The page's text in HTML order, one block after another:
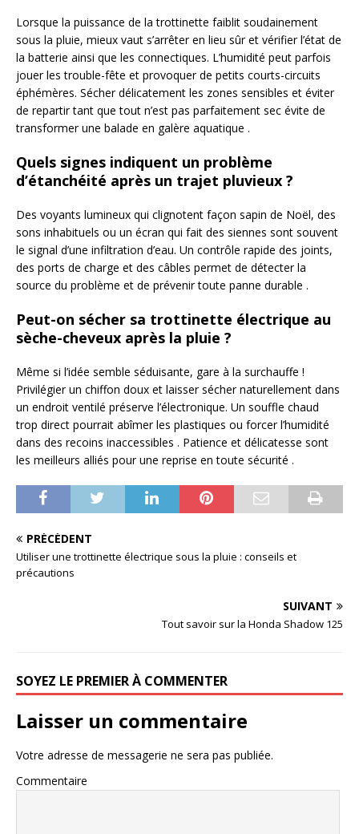
Lorsque la puissance de la trottinette faiblit soudainement
sous la pluie, mieux vaut s’arrêter en lieu sûr et vérifier l’état de
la batterie ainsi que les connectiques. L’humidité peut parfois
jouer les trouble-fête et provoquer de petits courts-circuits
éphémères. Sécher délicatement les zones sensibles et éviter
de repartir tant que tout n’est pas parfaitement sec évite de
transformer une balade en galère aquatique .
Quels signes indiquent un problème
d’étanchéité après un trajet pluvieux ?
Des voyants lumineux qui clignotent façon sapin de Noël, des
sons inhabituels ou un écran qui fait des siennes sont souvent
le signal d’une infiltration d’eau. Un contrôle rapide des joints,
des ports de charge et des câbles permet de détecter la
source du problème et de prévenir toute panne durable .
Peut-on sécher sa trottinette électrique au
sèche-cheveux après la pluie ?
Même si l’idée semble séduisante, gare à la surchauffe !
Privilégier un chiffon doux et laisser sécher naturellement dans
un endroit ventilé préserve l’électronique. Un souffle chaud
trop direct pourrait abîmer les plastiques ou forcer l’humidité
dans des recoins inaccessibles . Patience et délicatesse sont
les meilleurs alliés pour une reprise en toute sécurité .
PRÉCÉDENT
Utiliser une trottinette électrique sous la pluie : conseils et
précautions
SUIVANT
Tout savoir sur la Honda Shadow 125
SOYEZ LE PREMIER À COMMENTER
Laisser un commentaire
Votre adresse de messagerie ne sera pas publiée.
Commentaire